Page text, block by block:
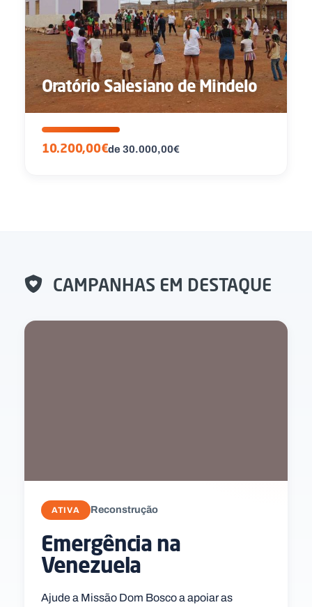
Oratório Salesiano de Mindelo
10.200,00€de 30.000,00€
CAMPANHAS EM DESTAQUE
ATIVA Reconstrução
Emergência na
Venezuela
Ajude a Missão Dom Bosco a apoiar as